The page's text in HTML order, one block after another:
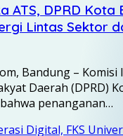
ATS, DPRD Kota
Lintas Sektor
Bandung – Komisi
Daerah (DPRD)
penanganan…